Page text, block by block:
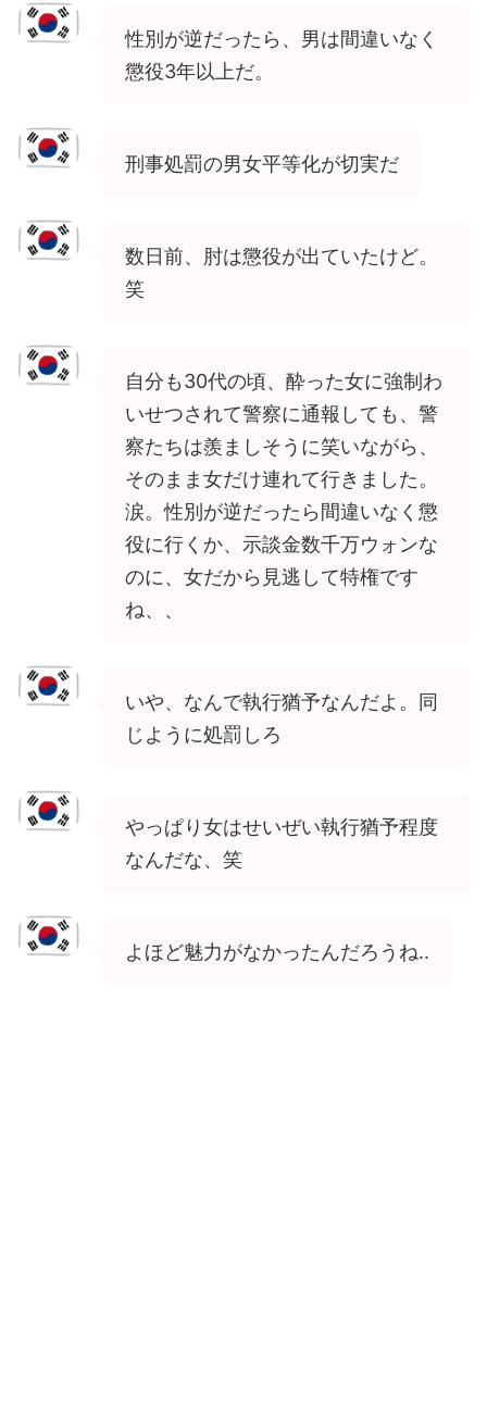
性別が逆だったら、男は間違いなく
懲役3年以上だ。
刑事処罰の男女平等化が切実だ
数日前、肘は懲役が出ていたけど。
笑
自分も30代の頃、酔った女に強制わ
いせつされて警察に通報しても、警
察たちは羨ましそうに笑いながら、
そのまま女だけ連れて行きました。
涙。性別が逆だったら間違いなく懲
役に行くか、示談金数千万ウォンな
のに、女だから見逃して特権です
ね、、
いや、なんで執行猶予なんだよ。同
じように処罰しろ
やっぱり女はせいぜい執行猶予程度
なんだな、笑
よほど魅力がなかったんだろうね..